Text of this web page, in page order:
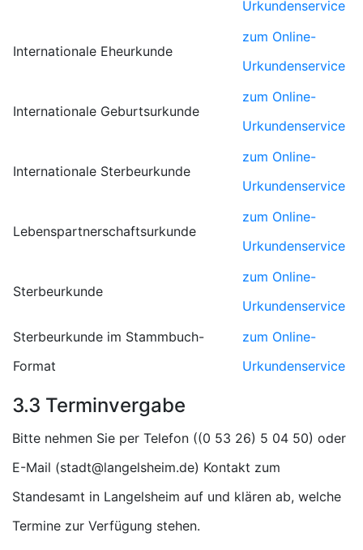
Urkundenservice
Internationale Eheurkunde
zum Online-
Urkundenservice
Internationale Geburtsurkunde
zum Online-
Urkundenservice
Internationale Sterbeurkunde
zum Online-
Urkundenservice
Lebenspartnerschaftsurkunde
zum Online-
Urkundenservice
Sterbeurkunde
zum Online-
Urkundenservice
Sterbeurkunde im Stammbuch-
Format
zum Online-
Urkundenservice
3.3 Terminvergabe
Bitte nehmen Sie per Telefon (
) oder
E-Mail (
) Kontakt zum
Standesamt in Langelsheim auf und klären ab, welche
Termine zur Verfügung stehen.